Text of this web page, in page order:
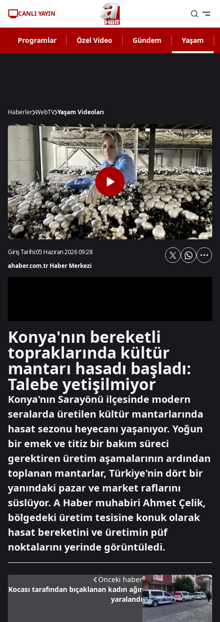
CANLI YAYIN
Programlar Özel Video Gündem Yaşam
Haberler WebTV Yaşam Videoları
Giriş Tarihi:05 Haziran 2026 09:28
ahaber.com.tr Haber Merkezi
Konya'nın bereketli
topraklarında kültür
mantarı hasadı başladı:
Talebe yetişilmiyor
Konya'nın Sarayönü ilçesinde modern
seralarda üretilen kültür mantarlarında
hasat sezonu heyecanı yaşanıyor. Yoğun
bir emek ve titiz bir bakım süreci
gerektiren üretim aşamalarının ardından
toplanan mantarlar, Türkiye'nin dört bir
yanındaki pazar ve market raflarını
süslüyor. A Haber muhabiri Ahmet Çelik,
bölgedeki üretim tesisine konuk olarak
hasat bereketini ve üretimin püf
noktalarını yerinde görüntüledi.
Önceki haber
Kocası tarafından bıçaklanan kadın ağır
yaralandı